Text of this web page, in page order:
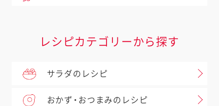
レシピカテゴリーから探す
サラダのレシピ
おかず・おつまみのレシピ